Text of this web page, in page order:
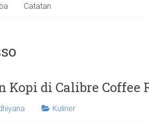
Catatan
Kopi di Calibre Coffee
Kuliner